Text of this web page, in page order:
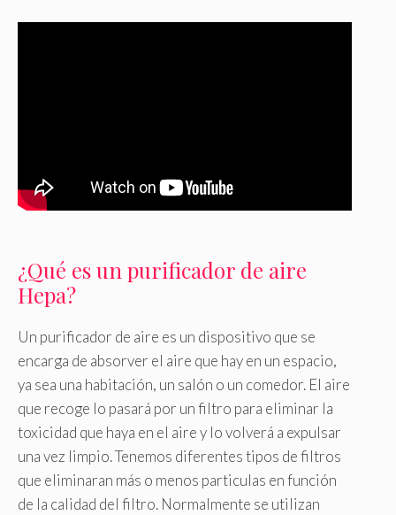
¿Qué es un purificador de aire
Hepa?
Un purificador de aire es un dispositivo que se
encarga de absorver el aire que hay en un espacio,
ya sea una habitación, un salón o un comedor. El aire
que recoge lo pasará por un filtro para eliminar la
toxicidad que haya en el aire y lo volverá a expulsar
una vez limpio. Tenemos diferentes tipos de filtros
que eliminaran más o menos particulas en función
de la calidad del filtro. Normalmente se utilizan